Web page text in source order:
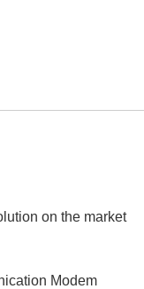
on the market
Modem